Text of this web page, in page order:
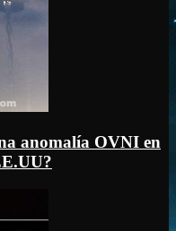
anomalía OVNI en